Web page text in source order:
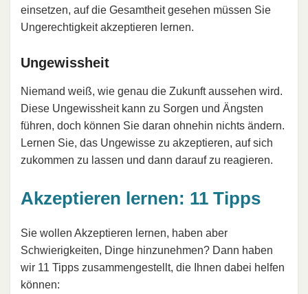
einsetzen, auf die Gesamtheit gesehen müssen Sie
Ungerechtigkeit akzeptieren lernen.
Ungewissheit
Niemand weiß, wie genau die Zukunft aussehen wird.
Diese Ungewissheit kann zu Sorgen und Ängsten
führen, doch können Sie daran ohnehin nichts ändern.
Lernen Sie, das Ungewisse zu akzeptieren, auf sich
zukommen zu lassen und dann darauf zu reagieren.
Akzeptieren lernen: 11 Tipps
Sie wollen Akzeptieren lernen, haben aber
Schwierigkeiten, Dinge hinzunehmen? Dann haben
wir 11 Tipps zusammengestellt, die Ihnen dabei helfen
können: